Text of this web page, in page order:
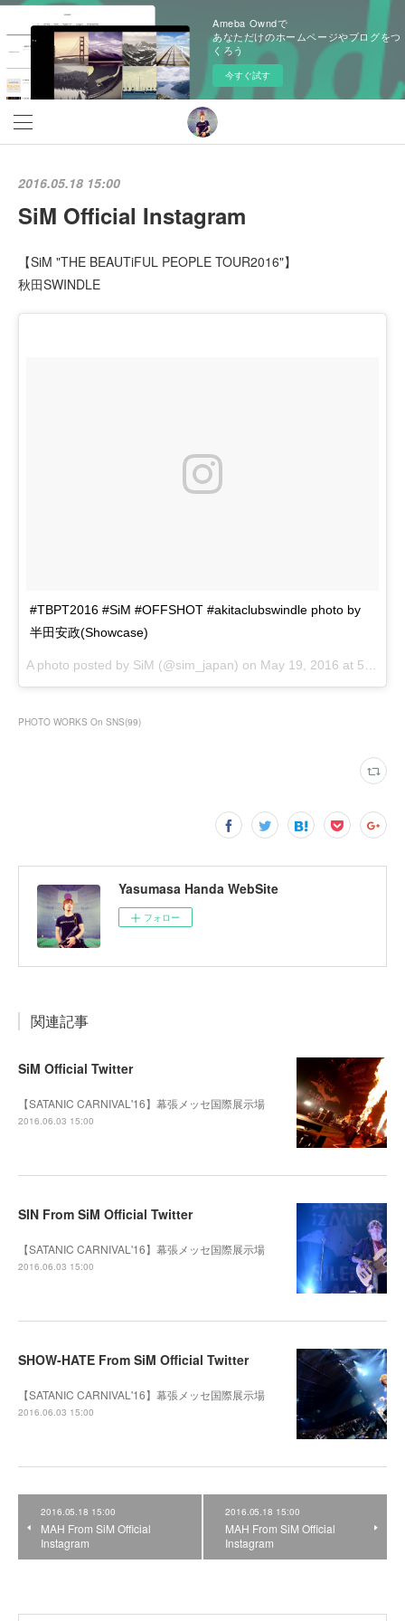
Ameba Owndで
あなただけのホームページやブログをつ
くろう
今すぐ試す
2016.05.18 15:00
SiM Official Instagram
【SiM "THE BEAUTiFUL PEOPLE TOUR2016"】
秋田SWINDLE
#TBPT2016 #SiM #OFFSHOT #akitaclubswindle photo by
半田安政(Showcase)
A photo posted by SiM (@sim_japan) on May 19, 2016 at 5:05pm PDT
PHOTO WORKS On SNS(99)
Yasumasa Handa WebSite
フォロー
関連記事
SiM Official Twitter
【SATANIC CARNIVAL'16】幕張メッセ国際展示場
2016.06.03 15:00
SIN From SiM Official Twitter
【SATANIC CARNIVAL'16】幕張メッセ国際展示場
2016.06.03 15:00
SHOW-HATE From SiM Official Twitter
【SATANIC CARNIVAL'16】幕張メッセ国際展示場
2016.06.03 15:00
2016.05.18 15:00
MAH From SiM Official
Instagram
2016.05.18 15:00
MAH From SiM Official
Instagram